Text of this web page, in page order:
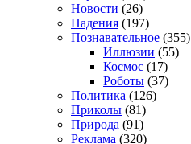
Новости (26)
Падения (197)
Познавательное (355)
Иллюзии (55)
Космос (17)
Роботы (37)
Политика (126)
Приколы (81)
Природа (91)
Реклама (320)